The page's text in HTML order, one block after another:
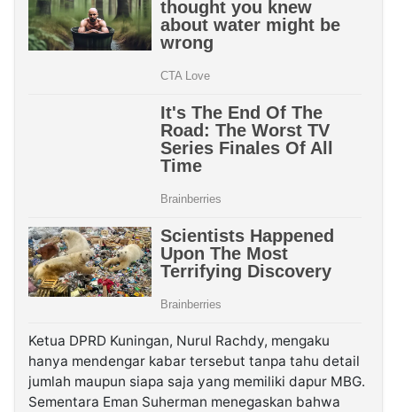
Ketua DPRD Kuningan, Nurul Rachdy, mengaku
hanya mendengar kabar tersebut tanpa tahu detail
jumlah maupun siapa saja yang memiliki dapur MBG.
Sementara Eman Suherman menegaskan bahwa